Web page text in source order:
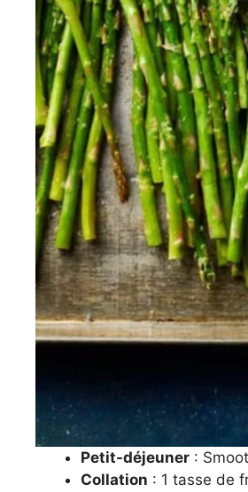
Petit-déjeuner :
Collation : 1 tasse de